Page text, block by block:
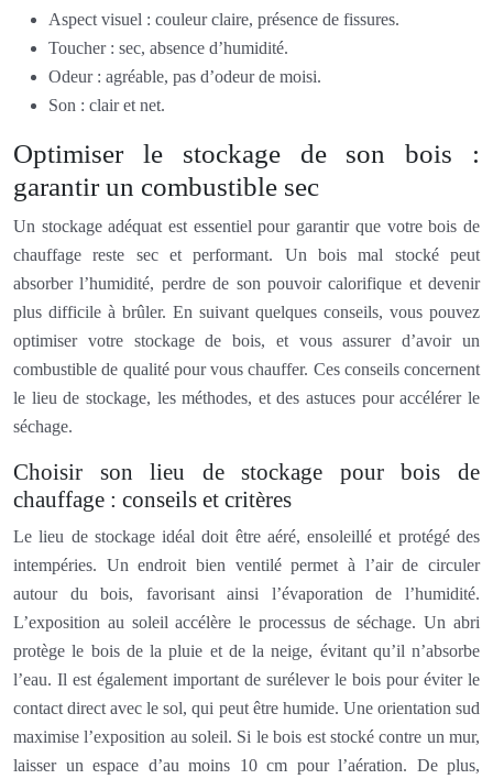
Aspect visuel : couleur claire, présence de fissures.
Toucher : sec, absence d’humidité.
Odeur : agréable, pas d’odeur de moisi.
Son : clair et net.
Optimiser le stockage de son bois :
garantir un combustible sec
Un stockage adéquat est essentiel pour garantir que votre bois de
chauffage reste sec et performant. Un bois mal stocké peut
absorber l’humidité, perdre de son pouvoir calorifique et devenir
plus difficile à brûler. En suivant quelques conseils, vous pouvez
optimiser votre stockage de bois, et vous assurer d’avoir un
combustible de qualité pour vous chauffer. Ces conseils concernent
le lieu de stockage, les méthodes, et des astuces pour accélérer le
séchage.
Choisir son lieu de stockage pour bois de
chauffage : conseils et critères
Le lieu de stockage idéal doit être aéré, ensoleillé et protégé des
intempéries. Un endroit bien ventilé permet à l’air de circuler
autour du bois, favorisant ainsi l’évaporation de l’humidité.
L’exposition au soleil accélère le processus de séchage. Un abri
protège le bois de la pluie et de la neige, évitant qu’il n’absorbe
l’eau. Il est également important de surélever le bois pour éviter le
contact direct avec le sol, qui peut être humide. Une orientation sud
maximise l’exposition au soleil. Si le bois est stocké contre un mur,
laisser un espace d’au moins 10 cm pour l’aération. De plus,